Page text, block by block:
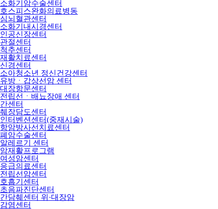
소화기암수술센터
호스피스완화의료병동
심뇌혈관센터
소화기내시경센터
인공신장센터
관절센터
척추센터
재활치료센터
신경센터
소아청소년 정신건강센터
유방ㆍ갑상선암 센터
대장항문센터
전립선ㆍ배뇨장애 센터
간센터
췌장담도센터
인터벤션센터(중재시술)
항암방사선치료센터
폐암수술센터
알레르기 센터
암재활프로그램
여성암센터
응급의료센터
전립선암센터
호흡기센터
초음파진단센터
간담췌센터 위·대장암
감염센터